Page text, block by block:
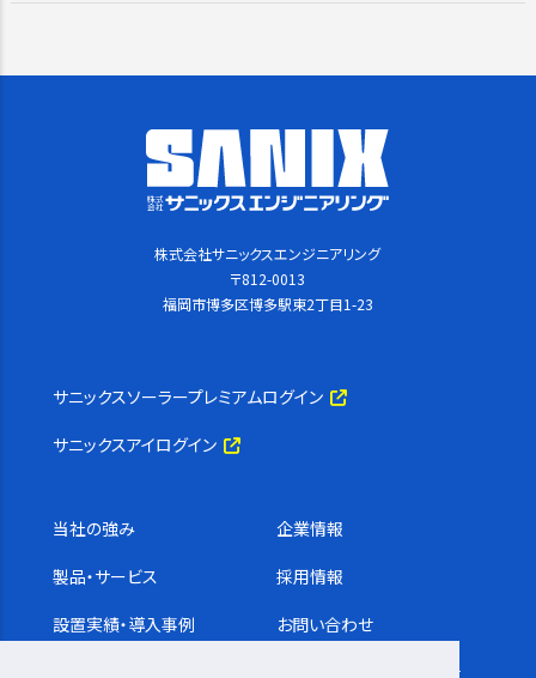
株式会社サニックスエンジニアリング
〒812-0013
福岡市博多区博多駅東2丁目1-23
サニックスソーラープレミアムログイン
サニックスアイログイン
当社の強み
製品・サービス
設置実績・導入事例
企業情報
採用情報
お問い合わせ
サステナビリティ基本方針